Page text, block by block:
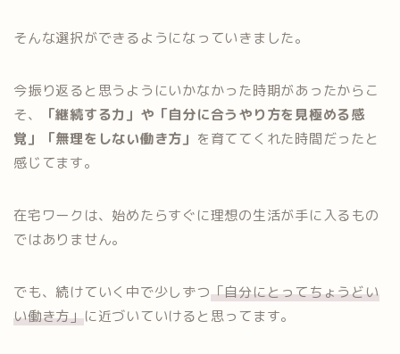
そんな選択ができるようになっていきました。
今振り返ると思うようにいかなかった時期があったからこ
そ、
「継続する力」や「自分に合うやり方を見極める感
覚」「無理をしない働き方」 を育ててくれた時間だったと
感じてます。
在宅ワークは、始めたらすぐに理想の生活が手に入るもの
ではありません。
でも、続けていく中で少しずつ「自分にとってちょうどい
い働き方」に近づいていけると思ってます。